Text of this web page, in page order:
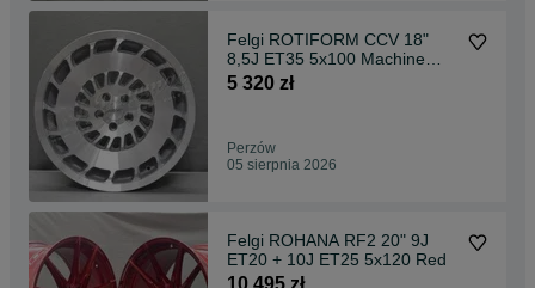
Felgi ROTIFORM CCV 18"
8,5J ET35 5x100 Machine
Silver
5 320 zł
Perzów
05 sierpnia 2026
Felgi ROHANA RF2 20" 9J
ET20 + 10J ET25 5x120 Red